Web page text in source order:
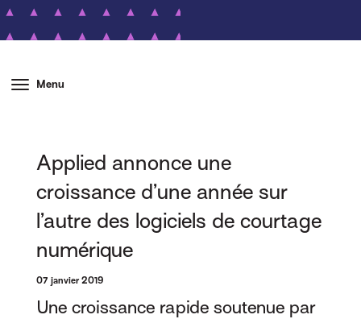
Menu
Applied annonce une
croissance d’une année sur
l’autre des logiciels de courtage
numérique
07 janvier 2019
Une croissance rapide soutenue par